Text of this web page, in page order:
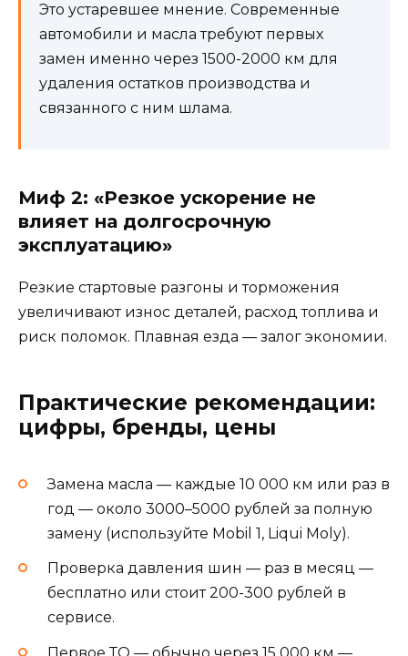
Это устаревшее мнение. Современные
автомобили и масла требуют первых
замен именно через 1500-2000 км для
удаления остатков производства и
связанного с ним шлама.
Миф 2: «Резкое ускорение не
влияет на долгосрочную
эксплуатацию»
Резкие стартовые разгоны и торможения
увеличивают износ деталей, расход топлива и
риск поломок. Плавная езда — залог экономии.
Практические рекомендации:
цифры, бренды, цены
Замена масла — каждые 10 000 км или раз в
год — около 3000–5000 рублей за полную
замену (используйте Mobil 1, Liqui Moly).
Проверка давления шин — раз в месяц —
бесплатно или стоит 200-300 рублей в
сервисе.
Первое ТО — обычно через 15 000 км —